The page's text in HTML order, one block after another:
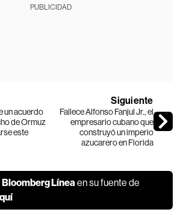
PUBLICIDAD
un acuerdo
de Ormuz
este
Siguiente
Fallece Alfonso Fanjul Jr., el
empresario cubano que
construyó un imperio
azucarero en Florida
Bloomberg Línea en su fuente de